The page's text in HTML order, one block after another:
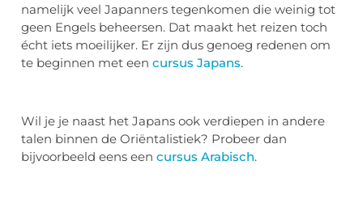
namelijk veel Japanners tegenkomen die weinig tot
geen Engels beheersen. Dat maakt het reizen toch
écht iets moeilijker. Er zijn dus genoeg redenen om
te beginnen met een cursus Japans.
Wil je je naast het Japans ook verdiepen in andere
talen binnen de Oriëntalistiek? Probeer dan
bijvoorbeeld eens een cursus Arabisch.